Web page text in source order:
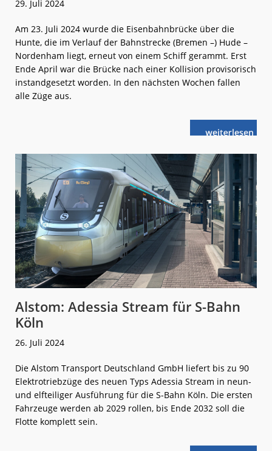
29. Juli 2024
Am 23. Juli 2024 wurde die Eisenbahnbrücke über die
Hunte, die im Verlauf der Bahnstrecke (Bremen –) Hude –
Nordenham liegt, erneut von einem Schiff gerammt. Erst
Ende April war die Brücke nach einer Kollision provisorisch
instandgesetzt worden. In den nächsten Wochen fallen
alle Züge aus.
weiterlese
nHuntebrücke:
Alstom: Adessia Stream für S-Bahn
Köln
26. Juli 2024
Die Alstom Transport Deutschland GmbH liefert bis zu 90
Elektrotriebzüge des neuen Typs Adessia Stream in neun-
und elfteiliger Ausführung für die S-Bahn Köln. Die ersten
Fahrzeuge werden ab 2029 rollen, bis Ende 2032 soll die
Flotte komplett sein.